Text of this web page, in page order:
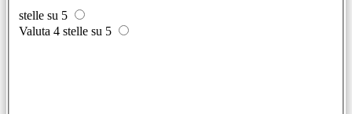
stelle su 5
Valuta 4 stelle su 5